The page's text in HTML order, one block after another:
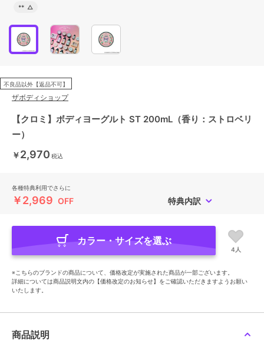
** △
不良品以外【返品不可】
ザボディショップ
【クロミ】ボディヨーグルト ST 200mL（香り：ストロベリ
ー）
￥2,970 税込
各種特典利用でさらに
￥2,969 OFF 特典内訳
カラー・サイズを選ぶ
4人
※こちらのブランドの商品について、価格改定が実施された商品が一部ございます。
詳細については商品説明文内の【価格改定のお知らせ】をご確認いただきますようお願い
いたします。
商品説明